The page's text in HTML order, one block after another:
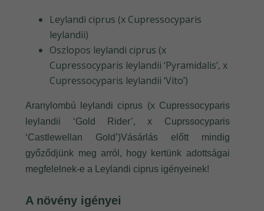
Leylandi ciprus (x Cupressocyparis
leylandii)
Oszlopos leylandi ciprus (x
Cupressocyparis leylandii ‘Pyramidalis’, x
Cupressocyparis leylandii ‘Vito’)
Aranylombú leylandi ciprus (x Cupressocyparis
leylandii ‘Gold Rider’, x Cuprssocyparis
‘Castlewellan Gold’)Vásárlás előtt mindig
győződjünk meg arról, hogy kertünk adottságai
megfelelnek-e a Leylandi ciprus igényeinek!
A növény igényei